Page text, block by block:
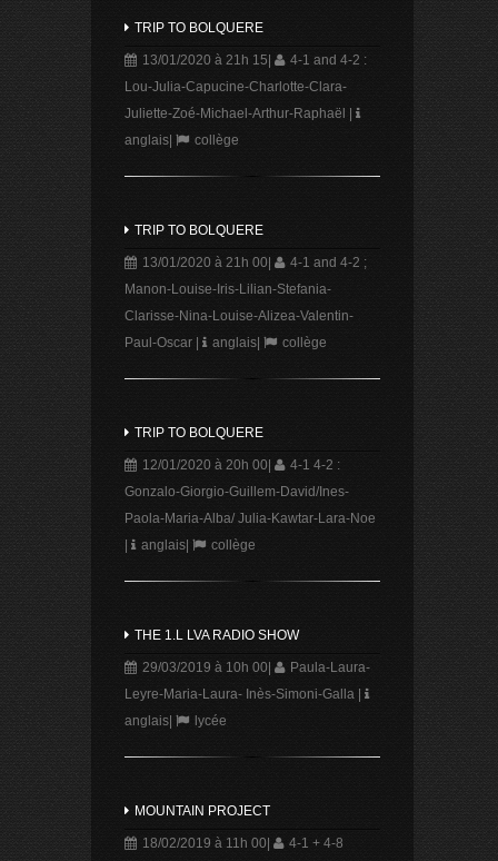
TRIP TO BOLQUERE
13/01/2020 à 21h 15
4-1 and 4-2 :
Lou-Julia-Capucine-Charlotte-Clara-
Juliette-Zoé-Michael-Arthur-Raphaël
anglais| collège
TRIP TO BOLQUERE
13/01/2020 à 21h 00
4-1 and 4-2 ;
Manon-Louise-Iris-Lilian-Stefania-
Clarisse-Nina-Louise-Alizea-Valentin-
Paul-Oscar| anglais| collège
TRIP TO BOLQUERE
12/01/2020 à 20h 00
4-1 4-2 :
Gonzalo-Giorgio-Guillem-David/Ines-
Paola-Maria-Alba/ Julia-Kawtar-Lara-Noe
anglais| collège
THE 1.L LVA RADIO SHOW
29/03/2019 à 10h 00|
Paula-Laura-
Leyre-Maria-Laura- Inès-Simoni-Galla|
anglais| lycée
MOUNTAIN PROJECT
18/02/2019 à 11h 00
4-1 + 4-8